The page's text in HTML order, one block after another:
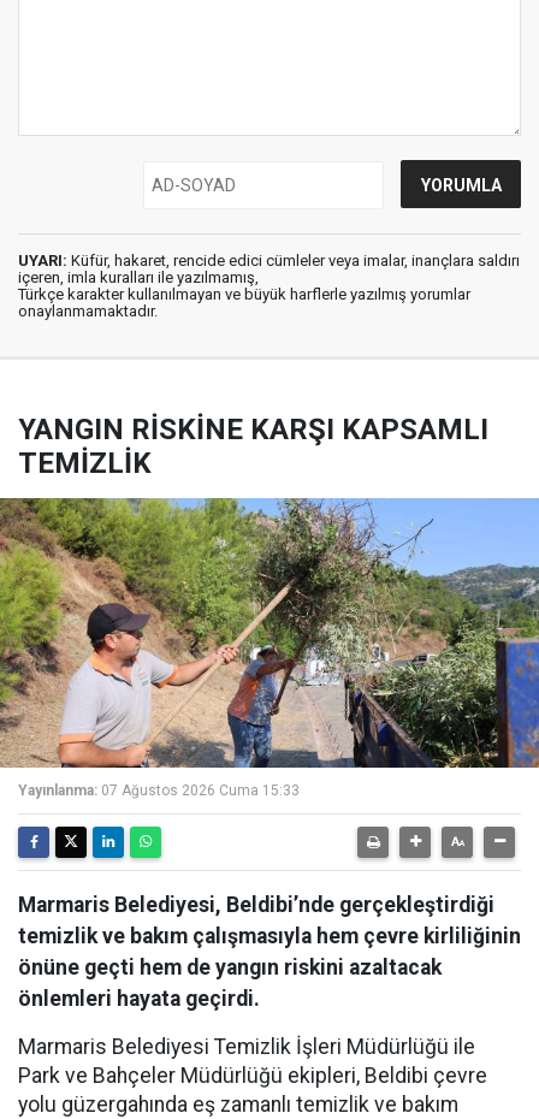
UYARI: Küfür, hakaret, rencide edici cümleler veya imalar, inançlara saldırı
içeren, imla kuralları ile yazılmamış,
Türkçe karakter kullanılmayan ve büyük harflerle yazılmış yorumlar
onaylanmamaktadır.
YANGIN RİSKİNE KARŞI KAPSAMLI
TEMİZLİK
Yayınlanma: 07 Ağustos 2026 Cuma 15:33
Marmaris Belediyesi, Beldibi’nde gerçekleştirdiği
temizlik ve bakım çalışmasıyla hem çevre kirliliğinin
önüne geçti hem de yangın riskini azaltacak
önlemleri hayata geçirdi.
Marmaris Belediyesi Temizlik İşleri Müdürlüğü ile
Park ve Bahçeler Müdürlüğü ekipleri, Beldibi çevre
yolu güzergahında eş zamanlı temizlik ve bakım